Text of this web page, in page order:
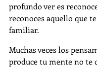
profundo ver es
reconoces aquello que
familiar.
Muchas veces los
produce tu mente no te